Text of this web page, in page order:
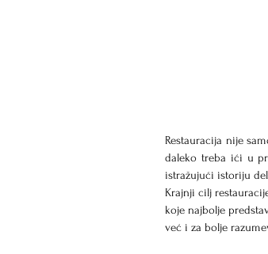
Restauracija nije
daleko treba ići u
istražujući istoriju
Krajnji cilj
koje najbolje
već i za bolje